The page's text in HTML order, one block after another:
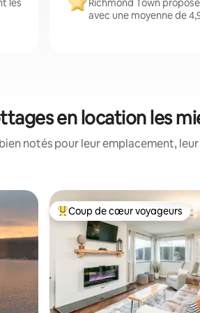
les
Richmond Town
avec une moyenne de
en location les
notés pour leur emplacement,
appréciés Coups de cœur voyageurs les
Coup de cœur voyageurs